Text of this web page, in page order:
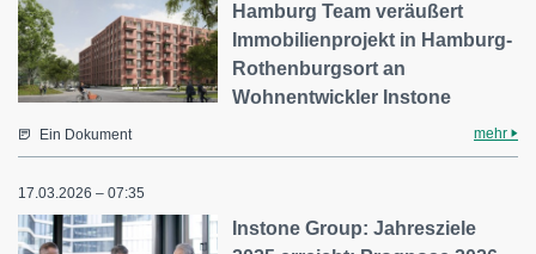
Hamburg Team veräußert
Immobilienprojekt in Hamburg-
Rothenburgsort an
Wohnentwickler Instone
Ein Dokument mehr
17.03.2026 – 07:35
Instone Group: Jahresziele